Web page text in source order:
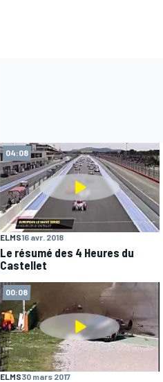
04:08
ELMS16 avr. 2018
Le résumé des 4 Heures du
Castellet
00:08
ELMS30 mars 2017